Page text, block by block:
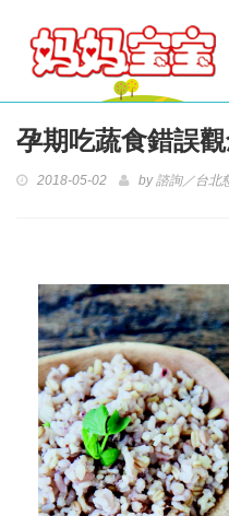
孕期吃蔬食錯誤
2018-05-02 by諮詢／台北